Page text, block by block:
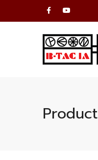
Product